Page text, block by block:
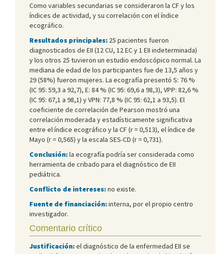
Como variables secundarias se consideraron la CF y los
índices de actividad, y su correlación con el índice
ecográfico.
Resultados principales: 25 pacientes fueron
diagnosticados de EII (12 CU, 12 EC y 1 EII indeterminada)
y los otros 25 tuvieron un estudio endoscópico normal. La
mediana de edad de los participantes fue de 13,5 años y
29 (58%) fueron mujeres. La ecografía presentó S: 76 %
(IC 95: 59,3 a 92,7), E: 84 % (IC 95: 69,6 a 98,3), VPP: 82,6 %
(IC 95: 67,1 a 98,1) y VPN: 77,8 % (IC 95: 62,1 a 93,5). El
coeficiente de correlación de Pearson mostró una
correlación moderada y estadísticamente significativa
entre el índice ecográfico y la CF (r = 0,513), el índice de
Mayo (r = 0,565) y la escala SES-CD (r = 0,731).
Conclusión:la ecografía podría ser considerada como
herramienta de cribado para el diagnóstico de EII
pediátrica.
Conflicto de intereses:no existe.
Fuente de financiación:interna, por el propio centro
investigador.
Comentario crítico
Justificación:el diagnóstico de la enfermedad EII se